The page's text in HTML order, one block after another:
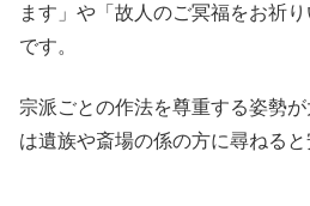
ます」や「故人のご冥福をお祈
です。
宗派ごとの作法を尊重する姿勢
は遺族や斎場の係の方に尋ねると